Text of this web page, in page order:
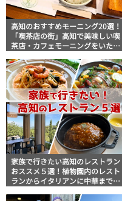
高知のおすすめモーニング20選！
「喫茶店の街」高知で美味しい喫
茶店・カフェモーニングをいただ
家族で行きたい高知のレストラン
おススメ５選！植物園内のレスト
ランからイタリアンに中華まで楽